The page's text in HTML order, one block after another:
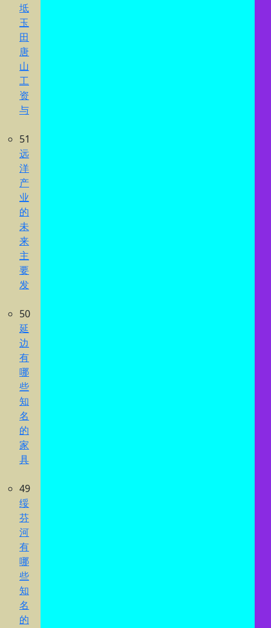
坻
玉
田
唐
山
工
资
与
51
远
洋
产
业
的
未
来
主
要
发
50
延
边
有
哪
些
知
名
的
家
具
49
绥
芬
河
有
哪
些
知
名
的